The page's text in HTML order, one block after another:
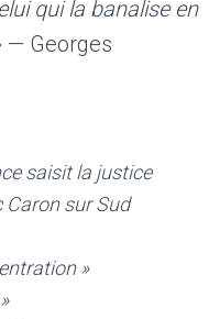
qui la banalise en
— Georges
saisit la justice
Caron sur Sud
»